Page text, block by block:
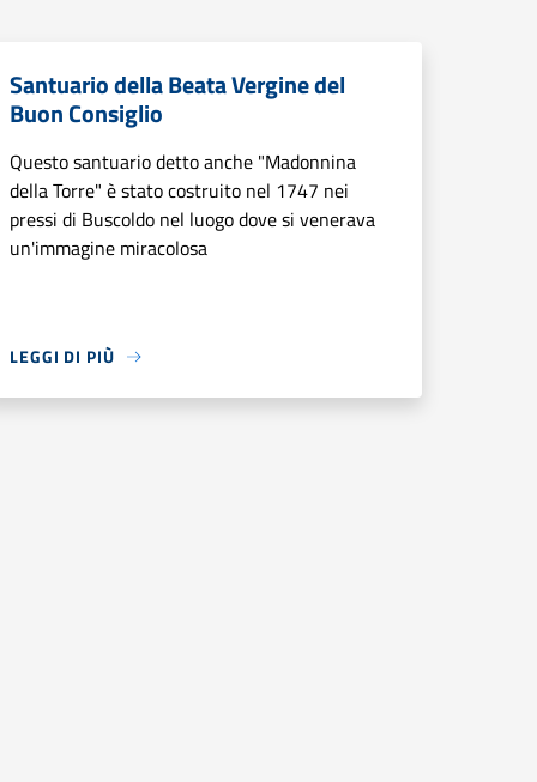
Santuario della Beata Vergine del
Buon Consiglio
Questo santuario detto anche "Madonnina
della Torre" è stato costruito nel 1747 nei
pressi di Buscoldo nel luogo dove si venerava
un'immagine miracolosa
LEGGI DI PIÙ